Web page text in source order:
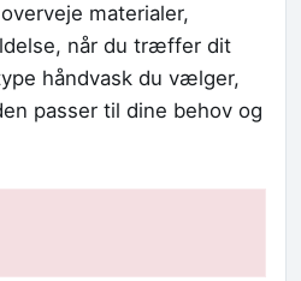
materialer,
når du træffer dit
håndvask du vælger,
passer til dine behov og